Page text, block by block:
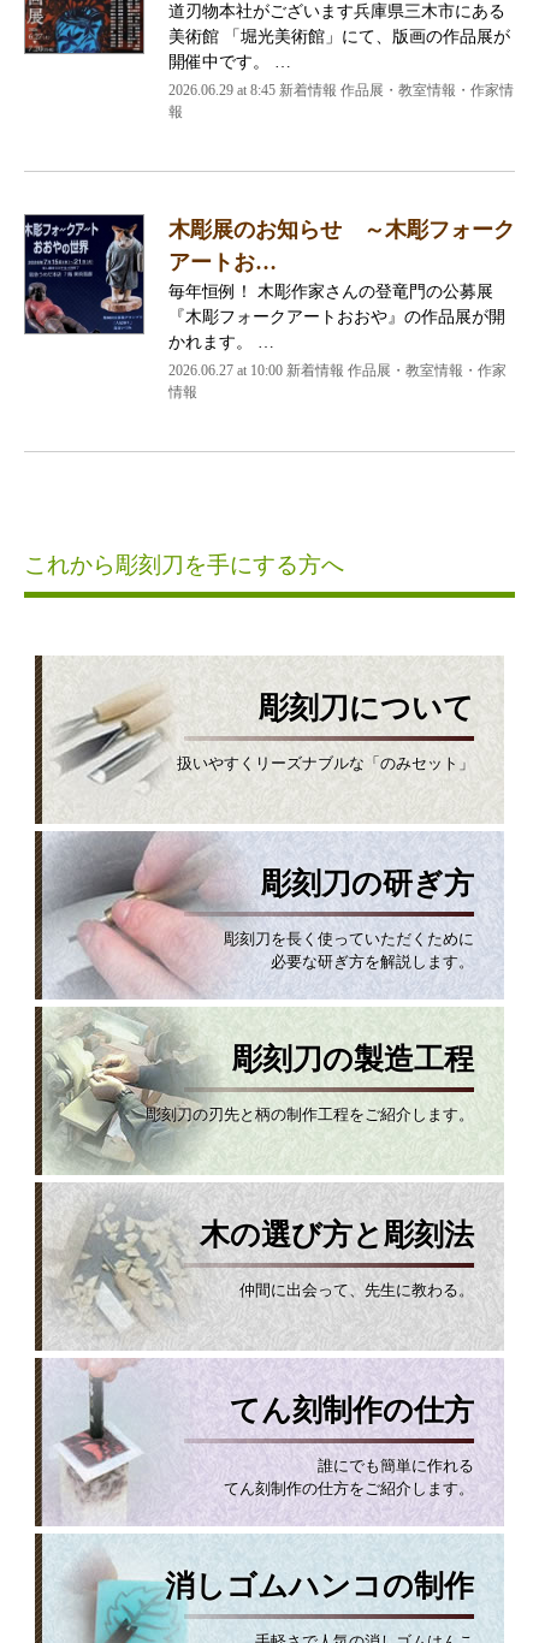
道刃物本社がございます兵庫県三木市にある
美術館 「堀光美術館」にて、版画の作品展が
開催中です。 …
2026.06.29 at 8:45 新着情報 作品展・教室情報・作家情
報
木彫展のお知らせ ～木彫フォーク
アートお…
毎年恒例！ 木彫作家さんの登竜門の公募展
『木彫フォークアートおおや』の作品展が開
かれます。 …
2026.06.27 at 10:00 新着情報 作品展・教室情報・作家
情報
これから彫刻刀を手にする方へ
彫刻刀について
扱いやすくリーズナブルな「のみセット」
彫刻刀の研ぎ方
彫刻刀を長く使っていただくために
必要な研ぎ方を解説します。
彫刻刀の製造工程
彫刻刀の刃先と柄の制作工程をご紹介します。
木の選び方と彫刻法
仲間に出会って、先生に教わる。
てん刻制作の仕方
誰にでも簡単に作れる
てん刻制作の仕方をご紹介します。
消しゴムハンコの制作